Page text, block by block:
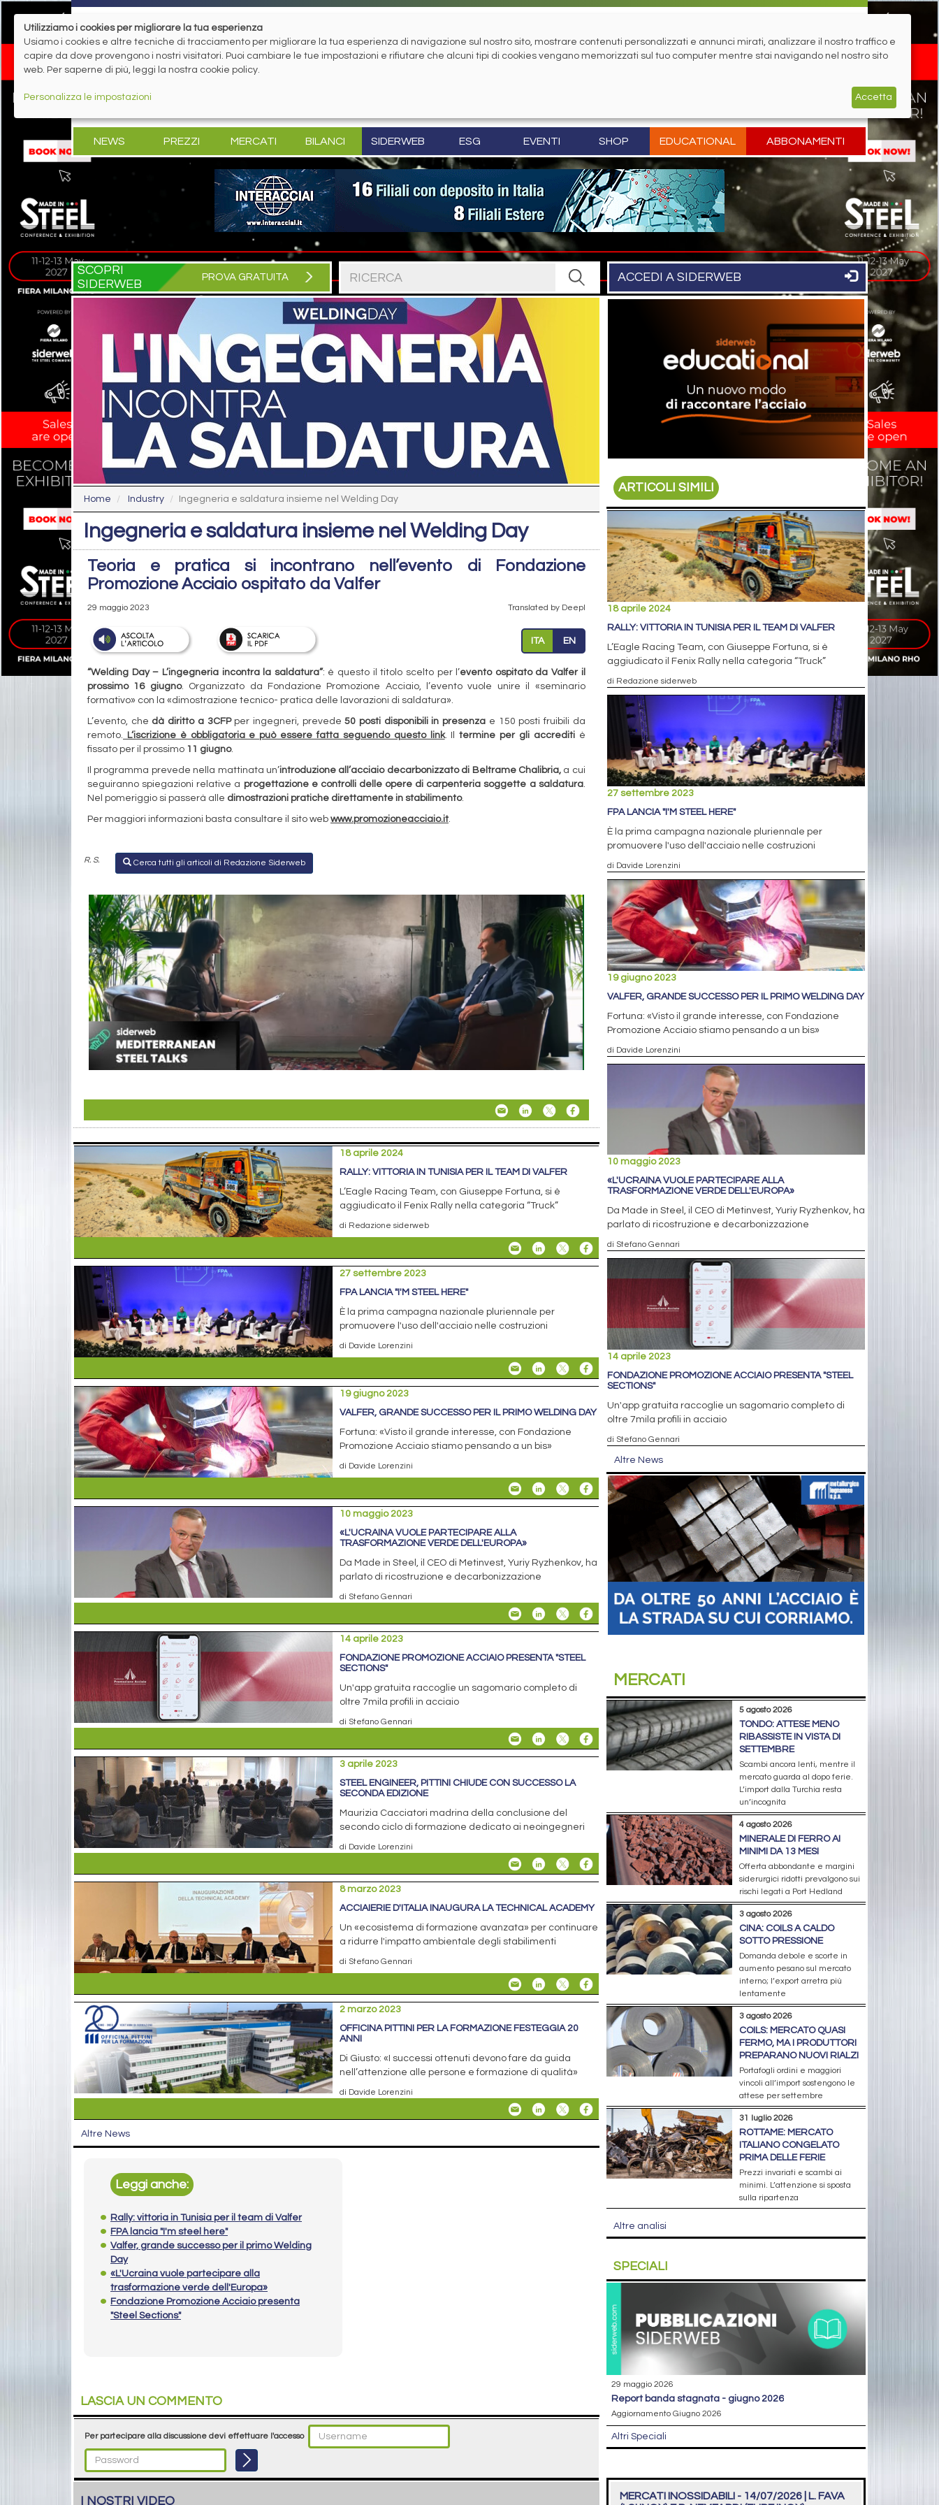
NEWS PREZZI MERCATI BILANCI SIDERWEB ESG EVENTI SHOP EDUCATIONAL ABBONAMENTI
SCOPRI
SIDERWEB
PROVA GRATUITA ACCEDI A SIDERWEB
Home Industry Ingegneria e saldatura insieme nel Welding Day
Ingegneria e saldatura insieme nel Welding Day
Teoria e pratica si incontrano nell’evento di Fondazione
Promozione Acciaio ospitato da Valfer
29 maggio 2023 Translated by Deepl
ITA EN
“Welding Day – L’ingegneria incontra la saldatura”: è questo il titolo scelto per l’evento ospitato da Valfer il
prossimo 16 giugno. Organizzato da Fondazione Promozione Acciaio, l’evento vuole unire il «seminario
formativo» con la «dimostrazione tecnico- pratica delle lavorazioni di saldatura».
L’evento, che dà diritto a 3CFPper ingegneri, prevede50 posti disponibili in presenza e 150 posti fruibili da
remoto. L‘iscrizione è obbligatoria e può essere fatta seguendo questo link. Il termine per gli accreditiè
fissato per il prossimo 11 giugno.
Il programma prevede nella mattinata un’introduzione all’acciaio decarbonizzato di Beltrame Chalibria,a cui
seguiranno spiegazioni relative a progettazione e controlli delle opere di carpenteria soggette a saldatura.
Nel pomeriggio si passerà alle dimostrazioni pratiche direttamente in stabilimento.
Per maggiori informazioni basta consultare il sito web www.promozioneacciaio.it.
R. S. Cerca tutti gli articoli di Redazione Siderweb
18 aprile 2024
RALLY: VITTORIA IN TUNISIA PER IL TEAM DI VALFER
L’Eagle Racing Team, con Giuseppe Fortuna, si è
aggiudicato il Fenix Rally nella categoria “Truck”
di Redazione siderweb
27 settembre 2023
FPA LANCIA "I'M STEEL HERE"
È la prima campagna nazionale pluriennale per
promuovere l'uso dell'acciaio nelle costruzioni
di Davide Lorenzini
19 giugno 2023
VALFER, GRANDE SUCCESSO PER IL PRIMO WELDING DAY
Fortuna: «Visto il grande interesse, con Fondazione
Promozione Acciaio stiamo pensando a un bis»
di Davide Lorenzini
10 maggio 2023
«L'UCRAINA VUOLE PARTECIPARE ALLA
TRASFORMAZIONE VERDE DELL'EUROPA»
Da Made in Steel, il CEO di Metinvest, Yuriy Ryzhenkov, ha
parlato di ricostruzione e decarbonizzazione
di Stefano Gennari
14 aprile 2023
FONDAZIONE PROMOZIONE ACCIAIO PRESENTA "STEEL
SECTIONS"
Un'app gratuita raccoglie un sagomario completo di
oltre 7mila profili in acciaio
di Stefano Gennari
3 aprile 2023
STEEL ENGINEER, PITTINI CHIUDE CON SUCCESSO LA
SECONDA EDIZIONE
Maurizia Cacciatori madrina della conclusione del
secondo ciclo di formazione dedicato ai neoingegneri
di Davide Lorenzini
8 marzo 2023
ACCIAIERIE D'ITALIA INAUGURA LA TECHNICAL ACADEMY
Un «ecosistema di formazione avanzata» per continuare
a ridurre l'impatto ambientale degli stabilimenti
di Stefano Gennari
2 marzo 2023
OFFICINA PITTINI PER LA FORMAZIONE FESTEGGIA 20
ANNI
Di Giusto: «I successi ottenuti devono fare da guida
nell’attenzione alle persone e formazione di qualità»
di Davide Lorenzini
Altre News
Leggi anche:
Rally: vittoria in Tunisia per il team di Valfer
FPA lancia "I'm steel here"
Valfer, grande successo per il primo Welding
Day
«L'Ucraina vuole partecipare alla
trasformazione verde dell'Europa»
Fondazione Promozione Acciaio presenta
"Steel Sections"
LASCIA UN COMMENTO
Per partecipare alla discussione devi effettuare l'accesso
I NOSTRI VIDEO
ARTICOLI SIMILI
18 aprile 2024
RALLY: VITTORIA IN TUNISIA PER IL TEAM DI VALFER
L’Eagle Racing Team, con Giuseppe Fortuna, si è
aggiudicato il Fenix Rally nella categoria “Truck”
di Redazione siderweb
27 settembre 2023
FPA LANCIA "I'M STEEL HERE"
È la prima campagna nazionale pluriennale per
promuovere l'uso dell'acciaio nelle costruzioni
di Davide Lorenzini
19 giugno 2023
VALFER, GRANDE SUCCESSO PER IL PRIMO WELDING DAY
Fortuna: «Visto il grande interesse, con Fondazione
Promozione Acciaio stiamo pensando a un bis»
di Davide Lorenzini
10 maggio 2023
«L'UCRAINA VUOLE PARTECIPARE ALLA
TRASFORMAZIONE VERDE DELL'EUROPA»
Da Made in Steel, il CEO di Metinvest, Yuriy Ryzhenkov, ha
parlato di ricostruzione e decarbonizzazione
di Stefano Gennari
14 aprile 2023
FONDAZIONE PROMOZIONE ACCIAIO PRESENTA "STEEL
SECTIONS"
Un'app gratuita raccoglie un sagomario completo di
oltre 7mila profili in acciaio
di Stefano Gennari
Altre News
MERCATI
5 agosto 2026
TONDO: ATTESE MENO
RIBASSISTE IN VISTA DI
SETTEMBRE
Scambi ancora lenti, mentre il
mercato guarda al dopo ferie.
L’import dalla Turchia resta
un’incognita
4 agosto 2026
MINERALE DI FERRO AI
MINIMI DA 13 MESI
Offerta abbondante e margini
siderurgici ridotti prevalgono sui
rischi legati a Port Hedland
3 agosto 2026
CINA: COILS A CALDO
SOTTO PRESSIONE
Domanda debole e scorte in
aumento pesano sul mercato
interno; l’export arretra più
lentamente
3 agosto 2026
COILS: MERCATO QUASI
FERMO, MA I PRODUTTORI
PREPARANO NUOVI RIALZI
Portafogli ordini e maggiori
vincoli all’import sostengono le
attese per settembre
31 luglio 2026
ROTTAME: MERCATO
ITALIANO CONGELATO
PRIMA DELLE FERIE
Prezzi invariati e scambi ai
minimi. L’attenzione si sposta
sulla ripartenza
Altre analisi
SPECIALI
29 maggio 2026
report banda stagnata - giugno 2026
Aggiornamento Giugno 2026
Altri Speciali
MERCATI INOSSIDABILI - 14/07/2026 | L. FAVA
Utilizziamo i cookies per migliorare la tua esperienza
Usiamo i cookies e altre tecniche di tracciamento per migliorare la tua esperienza di navigazione sul nostro sito, mostrare contenuti personalizzati e annunci mirati, analizzare il nostro traffico e
capire da dove provengono i nostri visitatori. Puoi cambiare le tue impostazioni e rifiutare che alcuni tipi di cookies vengano memorizzati sul tuo computer mentre stai navigando nel nostro sito
web. Per saperne di più, leggi la nostra cookie policy.
Personalizza le impostazioni Accetta